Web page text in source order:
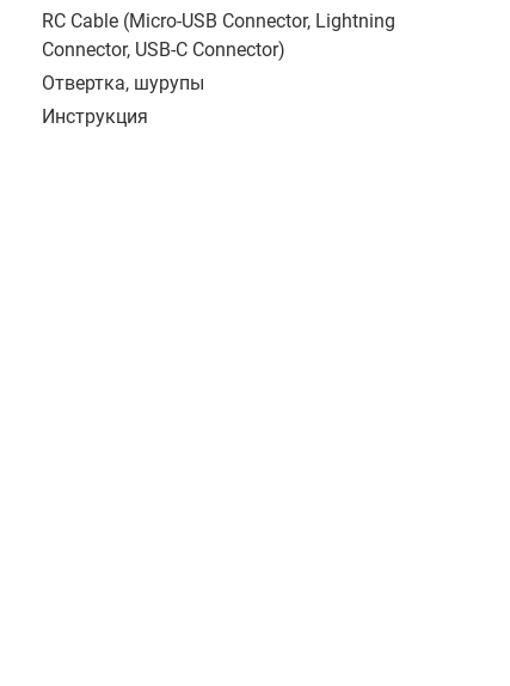
RC Cable (Micro-USB Connector, Lightning
Connector, USB-C Connector)
Отвертка, шурупы
Инструкция